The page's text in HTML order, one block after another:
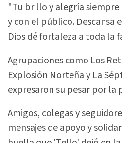
"Tu brillo y alegría
y con el público. Descansa
Dios dé fortaleza a toda la
Agrupaciones como Los
Explosión Norteña y La
expresaron su pesar por la
Amigos, colegas y
mensajes de apoyo y